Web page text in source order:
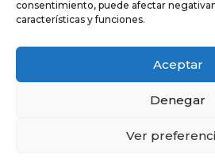
consentimiento, puede afectar
características y funciones.
Aceptar
Denegar
Ver
Jue